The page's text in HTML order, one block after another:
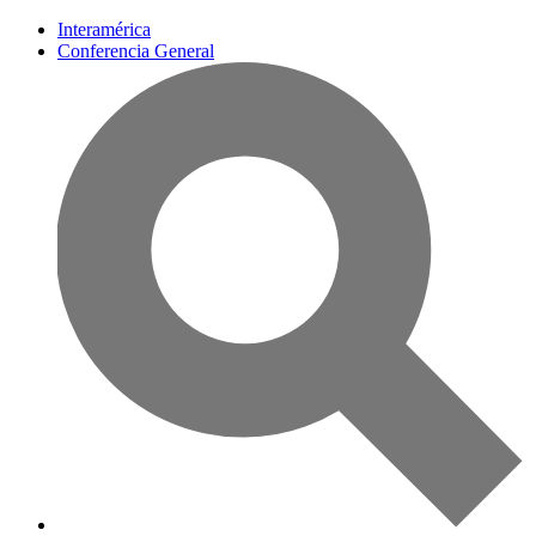
Interamérica
Conferencia General